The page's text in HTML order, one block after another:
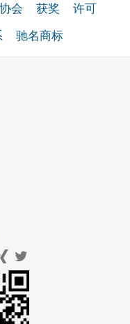
会 获奖
许可
驰名商标